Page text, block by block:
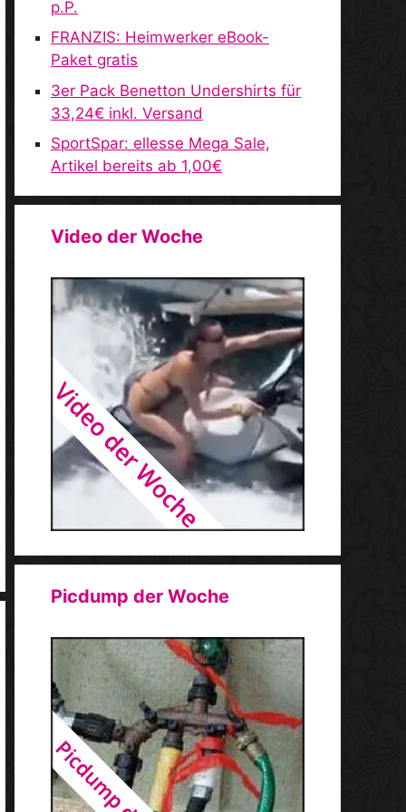
p.P.
FRANZIS: Heimwerker eBook-
Paket gratis
3er Pack Benetton Undershirts für
33,24€ inkl. Versand
SportSpar: ellesse Mega Sale,
Artikel bereits ab 1,00€
Video der Woche
Picdump der Woche